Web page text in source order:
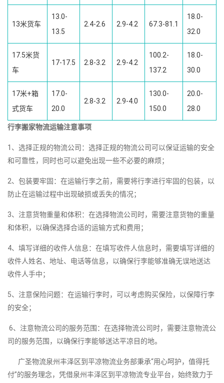
13米货车
13.0-
13.5
2.4-2.6 2.9-4.2 67.3-81.1
18.0-
32.0
17.5米货
车
17-17.5 2.8-3.2 2.9-4.2
100.2-
137.2
18.0-
30.0
17米+箱
式货车
17.0-
20.0
2.8-3.2 2.9-4.0
130.0-
150.0
20.0-
28.0
行李搬家物流运输注意事项
1、选择正规的物流公司：选择正规的物流公司可以保证运输的安全
和可靠性，同时也可以避免出现一些不必要的麻烦；
2、包装要牢固：在运输行李之前，需要将行李进行牢固的包装，以
防止在运输过程中出现破损或丢失的情况；
3、注意货物重量和体积：在选择物流公司时，需要注意货物的重量
和体积，以确保选择合适的运输方式和费用；
4、填写详细的收件人信息：在填写收件人信息时，需要填写详细的
收件人姓名、地址、电话等信息，以确保行李能够准确无误地送达
收件人手中；
5、注意保险问题：在运输行李时，可以考虑购买保险，以保障行李
的安全；
6、注意物流公司的服务范围：在选择物流公司时，需要注意物流公
司的服务范围，以确保行李能够送达平凉目的地。
广圣物流泉州丰泽区到平凉物流业务部秉承“用心呵护，值得托
付”的服务理念，凭借泉州丰泽区到平凉物流专业平台，始终致力于